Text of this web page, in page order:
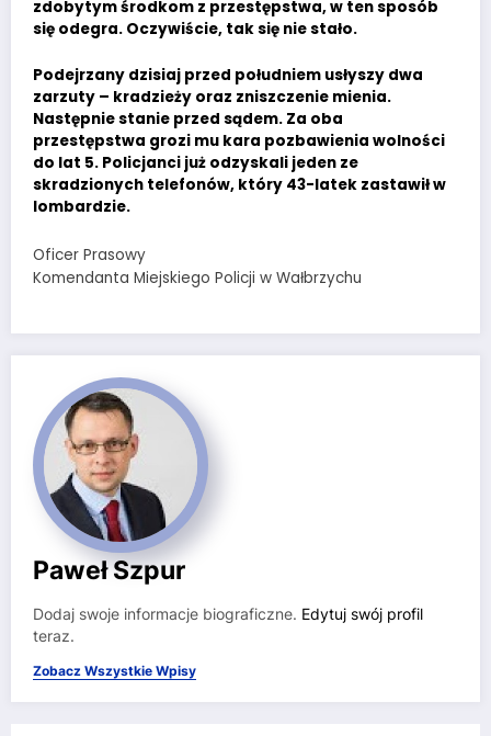
zdobytym środkom z przestępstwa, w ten sposób
się odegra. Oczywiście, tak się nie stało.
Podejrzany dzisiaj przed południem usłyszy dwa
zarzuty – kradzieży oraz zniszczenie mienia.
Następnie stanie przed sądem. Za oba
przestępstwa grozi mu kara pozbawienia wolności
do lat 5. Policjanci już odzyskali jeden ze
skradzionych telefonów, który 43-latek zastawił w
lombardzie.
Oficer Prasowy
Komendanta Miejskiego Policji w Wałbrzychu
Paweł Szpur
Dodaj swoje informacje biograficzne. Edytuj swój profil
teraz.
Zobacz Wszystkie Wpisy